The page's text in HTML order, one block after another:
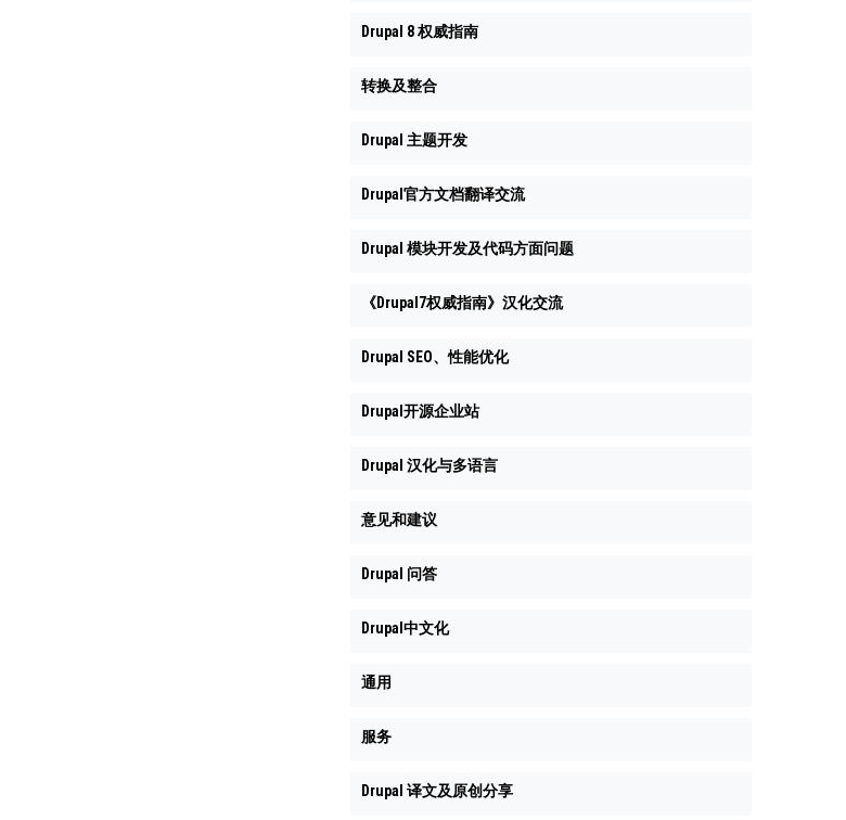
Drupal 8 权威指南
转换及整合
Drupal 主题开发
Drupal官方文档翻译交流
Drupal 模块开发及代码方面问题
《Drupal7权威指南》汉化交流
Drupal SEO、性能优化
Drupal开源企业站
Drupal 汉化与多语言
意见和建议
Drupal 问答
Drupal中文化
通用
服务
Drupal 译文及原创分享